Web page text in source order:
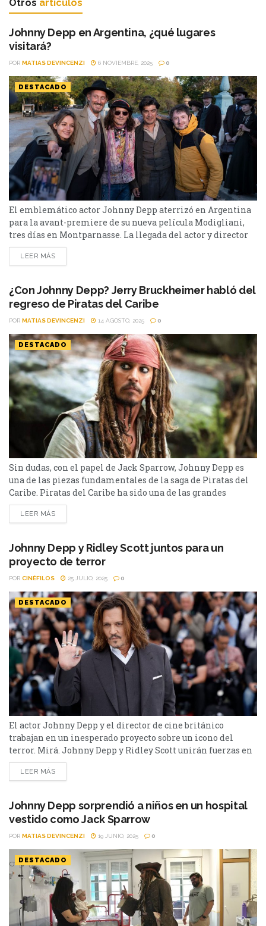
Otros artículos
Johnny Depp en Argentina, ¿qué lugares
visitará?
POR MATIAS DEVINCENZI 6 NOVIEMBRE, 2025 0
DESTACADO
El emblemático actor Johnny Depp aterrizó en Argentina
para la avant-premiere de su nueva película Modigliani,
tres días en Montparnasse. La llegada del actor y director
Johnny Depp comenzó con una recepción oficial en La
Plata el 6 de noviembre de 2025, donde las autoridades
visitante ilustre y mantener un breve encuentro
protocolar....
LEER MÁS
¿Con Johnny Depp? Jerry Bruckheimer habló del
regreso de Piratas del Caribe
POR MATIAS DEVINCENZI 14 AGOSTO, 2025 0
DESTACADO
Sin dudas, con el papel de Jack Sparrow, Johnny Depp es
una de las piezas fundamentales de la saga de Piratas del
Caribe. Piratas del Caribe ha sido una de las grandes
franquicias de los 2000. Con Johnny Depp en la piel del
capitán Jack Sparrow, acompañado por Orlando Bloom y
en...
LEER MÁS
Johnny Depp y Ridley Scott juntos para un
proyecto de terror
POR CINÉFILOS 25 JULIO, 2025 0
DESTACADO
El actor Johnny Depp y el director de cine británico
trabajan en un inesperado proyecto sobre un icono del
terror. Mirá. Johnny Depp y Ridley Scott unirán fuerzas en
un nuevo proyecto de novela gráfica que ha sorprendido a
todos por su formato. Titulada Hyde, la historia
Mr. Hyde escrita...
LEER MÁS
Johnny Depp sorprendió a niños en un hospital
vestido como Jack Sparrow
POR MATIAS DEVINCENZI 19 JUNIO, 2025 0
DESTACADO